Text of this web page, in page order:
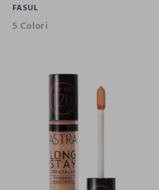
FASUL
5 Colori